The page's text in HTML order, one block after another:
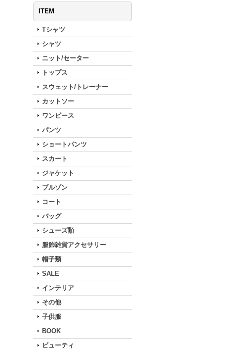
ITEM
Tシャツ
シャツ
ニット/セーター
トップス
スウェット/トレーナー
カットソー
ワンピース
パンツ
ショートパンツ
スカート
ジャケット
ブルゾン
コート
バッグ
シューズ類
服飾雑貨アクセサリー
帽子類
SALE
インテリア
その他
子供服
BOOK
ビューティ